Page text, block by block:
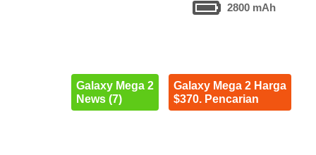
2800 mAh
Galaxy Mega 2
News (7)
Galaxy Mega 2 Harga
$370. Pencarian